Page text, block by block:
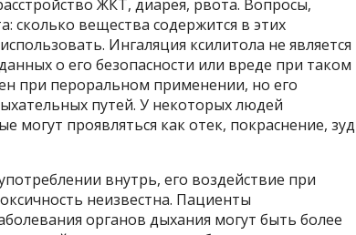
ЖКТ, диарея, рвота. Вопросы,
сколько вещества содержится в этих
Ингаляция ксилитола не является
о его безопасности или вреде при таком
при пероральном применении, но его
путей. У некоторых людей
могут проявляться как отек, покраснение, зуд
внутрь, его воздействие при
неизвестна. Пациенты
органов дыхания могут быть более